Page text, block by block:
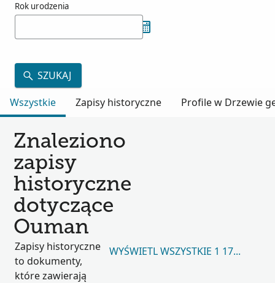
Rok urodzenia
SZUKAJ
Wszystkie
Zapisy historyczne Profile w Drzewie
Znaleziono
zapisy
historyczne
dotyczące
Ouman
Zapisy historyczne
to dokumenty,
które zawierają
WYŚWIETL WSZYSTKIE 1 174 015